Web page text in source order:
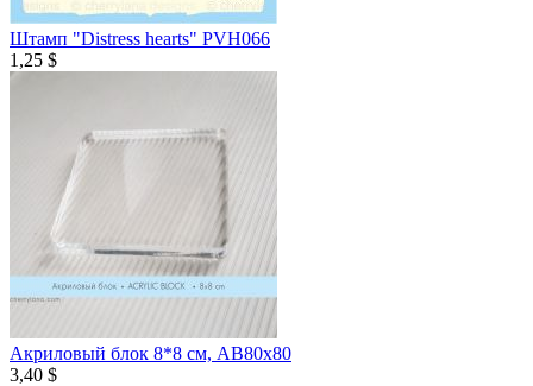
Штамп "Distress hearts" PVH066
1,25 $
Акриловый блок 8*8 см, AB80х80
3,40 $